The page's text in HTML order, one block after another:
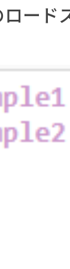
ード